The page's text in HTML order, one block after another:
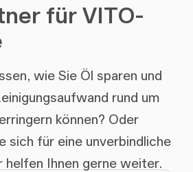
für VITO-
wie Sie Öl sparen und
rund um
können? Oder
sich für eine unverbindliche
helfen Ihnen gerne weiter.